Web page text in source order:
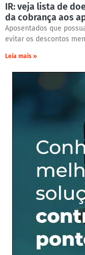
IR: veja lista de
da cobrança aos
Aposentados que
evitar os descontos
Leia mais »